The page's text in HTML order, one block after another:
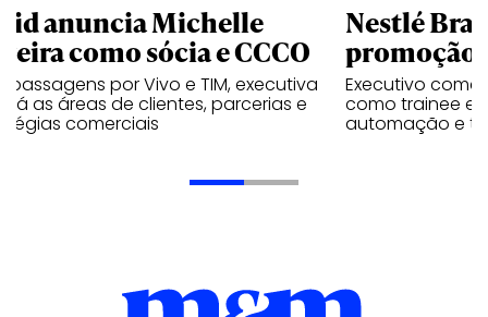
anuncia Michelle
como sócia e CCCO
passagens por Vivo e TIM, executiva
as áreas de clientes, parcerias e
comerciais
Nestlé
promoção
Executivo
como trainee e
automação e